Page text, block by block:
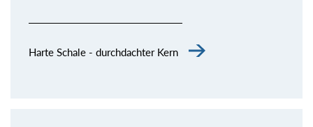
Harte Schale - durchdachter Kern